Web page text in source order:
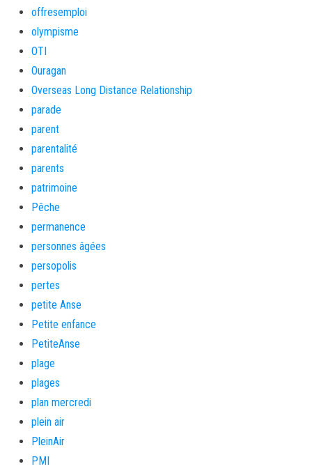
offresemploi
olympisme
OTI
Ouragan
Overseas Long Distance Relationship
parade
parent
parentalité
parents
patrimoine
Pêche
permanence
personnes âgées
persopolis
pertes
petite Anse
Petite enfance
PetiteAnse
plage
plages
plan mercredi
plein air
PleinAir
PMI